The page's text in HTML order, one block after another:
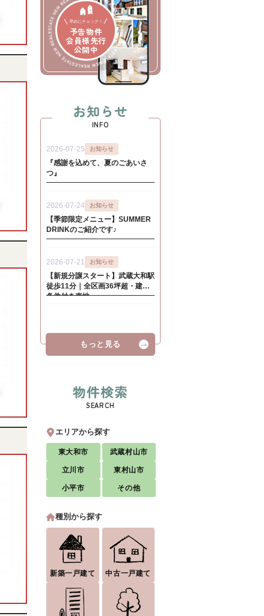
早めにチェック！
予告物件
会員様先行
公開中
お知らせ
INFO
もっと見る
物件検索
SEARCH
エリアから探す
東大和市 武蔵村山市
立川市 東村山市
小平市 その他
種別から探す
新築一戸建て 中古一戸建て